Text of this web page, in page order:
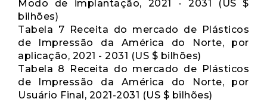
Modo de implantação, 2021 - 2031 (US $
bilhões)
Tabela 7 Receita do mercado de Plásticos
de Impressão da América do Norte, por
aplicação, 2021 - 2031 (US $ bilhões)
Tabela 8 Receita do mercado de Plásticos
de Impressão da América do Norte, por
Usuário Final, 2021-2031 (US $ bilhões)